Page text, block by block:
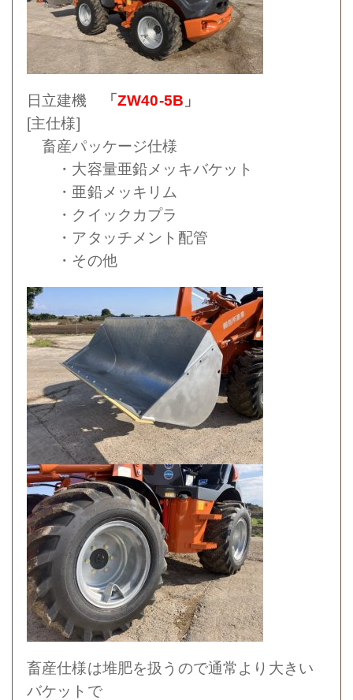
日立建機 「ZW40-5B 」
[主仕様]
畜産パッケージ仕様
・大容量亜鉛メッキバケット
・亜鉛メッキリム
・クイックカプラ
・アタッチメント配管
・その他
畜産仕様は堆肥を扱うので通常より大きい
バケットで